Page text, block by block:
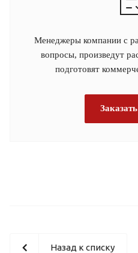
Менеджеры компании с
вопросы, произведут
подготовят
Назад к списку